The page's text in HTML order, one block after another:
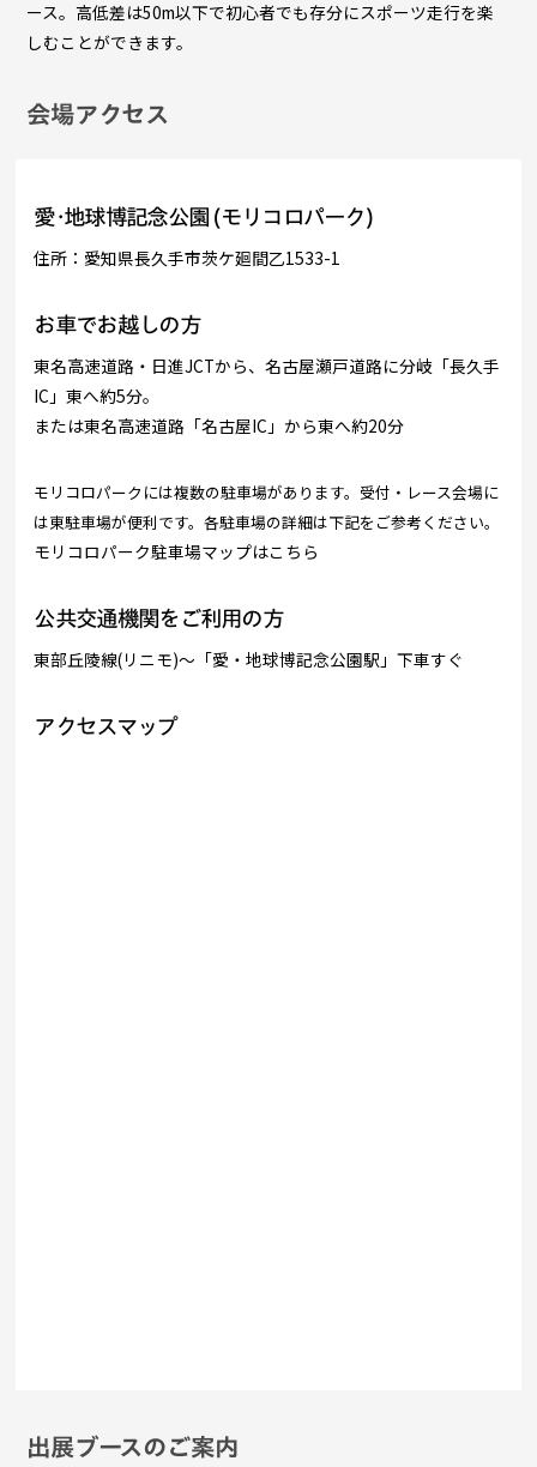
ース。高低差は50m以下で初心者でも存分にスポーツ走行を楽
しむことができます。
会場アクセス
愛･地球博記念公園 (モリコロパーク)
住所：愛知県長久手市茨ケ廻間乙1533-1
お車でお越しの方
東名高速道路・日進JCTから、名古屋瀬戸道路に分岐「長久手
IC」東へ約5分。
または東名高速道路「名古屋IC」から東へ約20分
モリコロパークには複数の駐車場があります。受付・レース会場に
は東駐車場が便利です。各駐車場の詳細は下記をご参考ください。
モリコロパーク駐車場マップはこちら
公共交通機関をご利用の方
東部丘陵線(リニモ)〜「愛・地球博記念公園駅」下車すぐ
アクセスマップ
出展ブースのご案内